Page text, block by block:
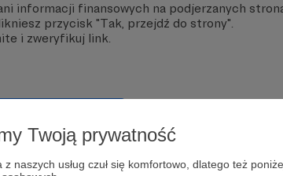
Twoją prywatność
naszych usług czuł się komfortowo, dlatego też
informacji finansowych na podjerzanych
przycisk "Tak, przejdź do strony".
i zweryfikuj link.